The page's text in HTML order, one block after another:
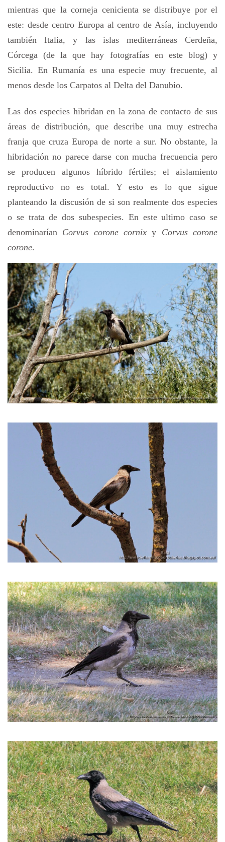
mientras que la corneja cenicienta se distribuye por el
este: desde centro Europa al centro de Asía, incluyendo
también Italia, y las islas mediterráneas Cerdeña,
Córcega (de la que hay fotografías en este blog) y
Sicilia. En Rumanía es una especie muy frecuente, al
menos desde los Carpatos al Delta del Danubio.
Las dos especies hibridan en la zona de contacto de sus
áreas de distribución, que describe una muy estrecha
franja que cruza Europa de norte a sur. No obstante, la
hibridación no parece darse con mucha frecuencia pero
se producen algunos híbrido fértiles; el aislamiento
reproductivo no es total. Y esto es lo que sigue
planteando la discusión de si son realmente dos especies
o se trata de dos subespecies. En este ultimo caso se
denominarían Corvus corone cornix y Corvus corone
corone.